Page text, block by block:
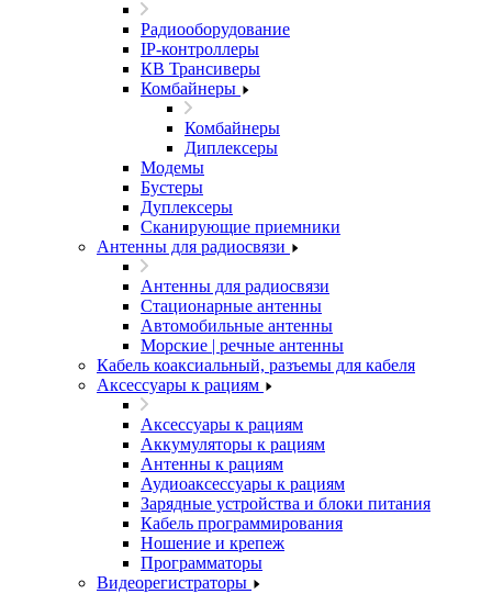
Радиооборудование
IP-контроллеры
КВ Трансиверы
Комбайнеры
Комбайнеры
Диплексеры
Модемы
Бустеры
Дуплексеры
Сканирующие приемники
Антенны для радиосвязи
Антенны для радиосвязи
Стационарные антенны
Автомобильные антенны
Морские | речные антенны
Кабель коаксиальный, разъемы для кабеля
Аксессуары к рациям
Аксессуары к рациям
Аккумуляторы к рациям
Антенны к рациям
Аудиоаксессуары к рациям
Зарядные устройства и блоки питания
Кабель программирования
Ношение и крепеж
Программаторы
Видеорегистраторы